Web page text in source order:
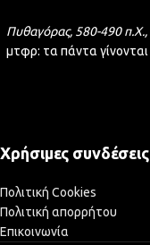
Πυθαγόρας, 580-490
μτφρ: τα πάντα
Χρήσιμες συνδέσεις
Πολιτική Cookies
Πολιτική απορρήτου
Επικοινωνία